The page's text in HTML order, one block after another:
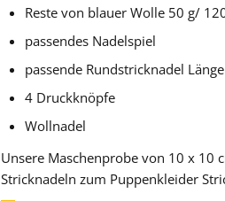
Reste von blauer Wolle 50 g/
passendes Nadelspiel
passende Rundstricknadel
4 Druckknöpfe
Wollnadel
Unsere Maschenprobe von 10 x 10
Stricknadeln zum Puppenkleider